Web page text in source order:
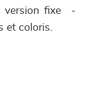
version fixe -
et coloris.